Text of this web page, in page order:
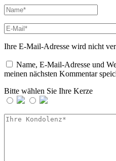
Ihre E-Mail-Adresse wird nicht
Name, E-Mail-Adresse und
meinen nächsten Kommentar
Bitte wählen Sie Ihre Kerze